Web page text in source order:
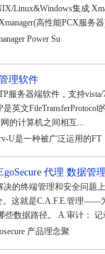
Linux&Windows集成
高性能PCX服务
Power Su
理软件
服务器端软件，支持vista/
英文
的计算机之间相互...
U是一种被广泛运用的FT
代理 数据管
决的终端管理和安全问题
。这就是C.A.F.E.管理——
些数据路径。 A.审计：
产品理念聚